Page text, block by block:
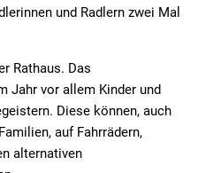
und Radlern zwei Mal
Rathaus. Das
Jahr vor allem Kinder und
Diese können, auch
auf Fahrrädern,
alternativen